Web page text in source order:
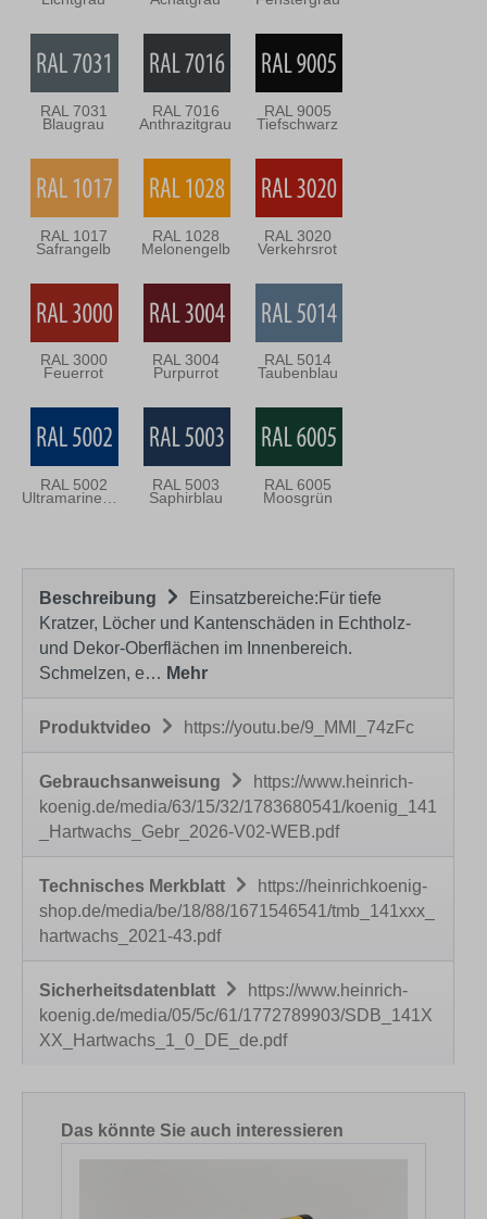
RAL 7031
Blaugrau
RAL 7016
Anthrazitgrau
RAL 9005
Tiefschwarz
RAL 1017
Safrangelb
RAL 1028
Melonengelb
RAL 3020
Verkehrsrot
RAL 3000
Feuerrot
RAL 3004
Purpurrot
RAL 5014
Taubenblau
RAL 5002 RAL 5003
Saphirblau
RAL 6005
Moosgrün
Beschreibung
Einsatzbereiche:Für tiefe
Kratzer, Löcher und Kantenschäden in Echtholz-
und Dekor-Oberflächen im Innenbereich.
Schmelzen, e… Mehr
Produktvideo https://youtu.be/9_MMl_74zFc
Gebrauchsanweisung
https://www.heinrich-
koenig.de/media/63/15/32/1783680541/koenig_141
_Hartwachs_Gebr_2026-V02-WEB.pdf
Technisches Merkblatt
https://heinrichkoenig-
shop.de/media/be/18/88/1671546541/tmb_141xxx_
hartwachs_2021-43.pdf
Sicherheitsdatenblatt
https://www.heinrich-
koenig.de/media/05/5c/61/1772789903/SDB_141X
XX_Hartwachs_1_0_DE_de.pdf
Produktgalerie überspringen
Das könnte Sie auch interessieren